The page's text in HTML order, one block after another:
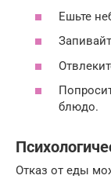
Ешьте
блюдо.
Отказ от еды